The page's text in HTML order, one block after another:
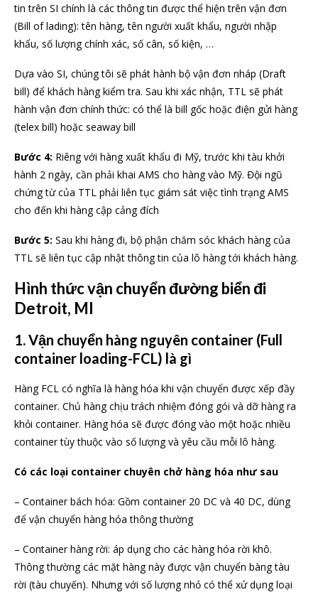
tin trên SI chính là các thông tin được thể hiện trên vận đơn
(Bill of lading): tên hàng, tên người xuất khẩu, người nhập
khẩu, số lượng chính xác, số cân, số kiện, …
Dựa vào SI, chúng tôi sẽ phát hành bộ vận đơn nháp (Draft
bill) để khách hàng kiểm tra. Sau khi xác nhận, TTL sẽ phát
hành vận đơn chính thức: có thể là bill gốc hoặc điện gửi hàng
(telex bill) hoặc seaway bill
Bước 4: Riêng với hàng xuất khẩu đi Mỹ, trước khi tàu khởi
hành 2 ngày, cần phải khai AMS cho hàng vào Mỹ. Đội ngũ
chứng từ của TTL phải liên tục giám sát việc tình trạng AMS
cho đến khi hàng cập cảng đích
Bước 5: Sau khi hàng đi, bộ phận chăm sóc khách hàng của
TTL sẽ liên tục cập nhật thông tin của lô hàng tới khách hàng.
Hình thức vận chuyển đường biển đi
Detroit, MI
1. Vận chuyển hàng nguyên container (Full
container loading-FCL) là gì
Hàng FCL có nghĩa là hàng hóa khi vận chuyển được xếp đầy
container. Chủ hàng chịu trách nhiệm đóng gói và dỡ hàng ra
khỏi container. Hàng hóa sẽ được đóng vào một hoặc nhiều
container tùy thuộc vào số lượng và yêu cầu mỗi lô hàng.
Có các loại container chuyên chở hàng hóa như sau
– Container bách hóa: Gồm container 20 DC và 40 DC, dùng
để vận chuyển hàng hóa thông thường
– Container hàng rời: áp dụng cho các hàng hóa rời khô.
Thông thường các mặt hàng này được vận chuyển bàng tàu
rời (tàu chuyến). Nhưng với số lượng nhỏ có thể xử dụng loại